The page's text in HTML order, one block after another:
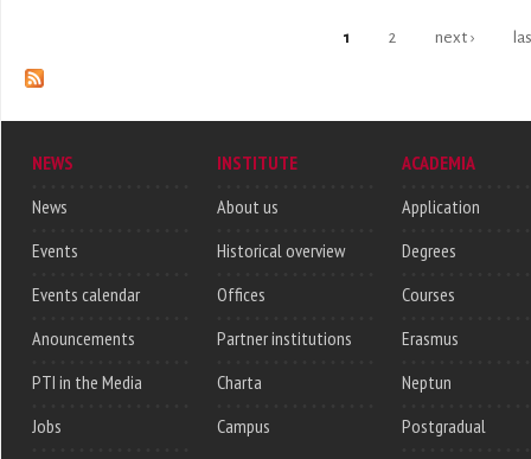
1 2 next ›
NEWS
News
Events
Events calendar
Anouncements
PTI in the Media
Jobs
INSTITUTE
About us
Historical overview
Offices
Partner institutions
Charta
Campus
ACADEMIA
Application
Degrees
Courses
Erasmus
Neptun
Postgradual